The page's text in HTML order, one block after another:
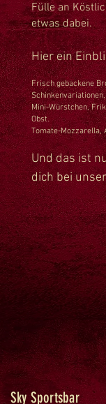
Fülle an
etwas dabei.
Hier ein
Frisch gebackene
Mini-Würstchen,
Obst.
Tomate-Mozzarella,
Und das ist
dich bei
Sky Sportsbar